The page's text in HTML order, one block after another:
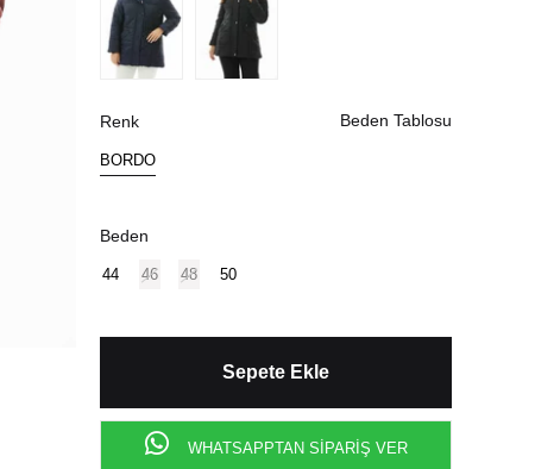
Beden Tablosu
Renk
BORDO
Beden
44 46 48 50
WHATSAPPTAN SİPARİŞ VER